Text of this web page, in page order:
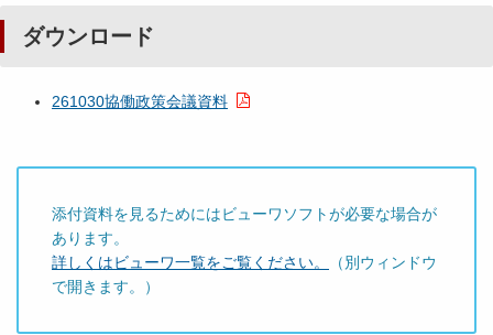
ダウンロード
261030協働政策会議資料
添付資料を見るためにはビューワソフトが必要な場合が
あります。
詳しくはビューワ一覧をご覧ください。
（別ウィンドウ
で開きます。）